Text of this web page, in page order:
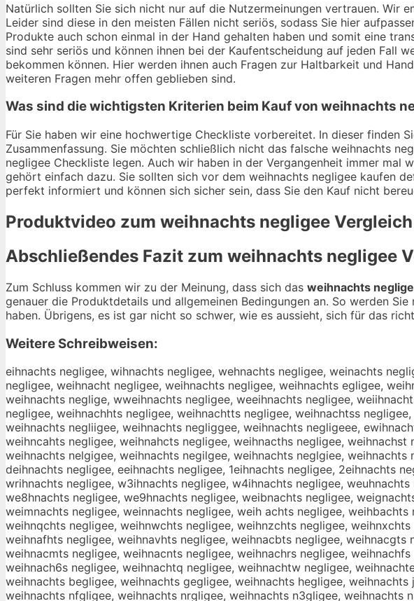
Natürlich sollten Sie sich nicht nur auf die Nutzermeinungen vertrauen. Wir
Leider sind diese in den meisten Fällen nicht seriös, sodass Sie hier
Produkte auch schon einmal in der Hand gehalten haben und somit eine
sind sehr seriös und können ihnen bei der Kaufentscheidung auf jeden Fall
bekommen können. Hier werden ihnen auch Fragen zur Haltbarkeit und
weiteren Fragen mehr offen geblieben sind.
Was sind die wichtigsten Kriterien beim Kauf von weihnachts
Für Sie haben wir eine hochwertige Checkliste vorbereitet. In dieser finden
Zusammenfassung. Sie möchten schließlich nicht das falsche weihnachts
negligee Checkliste legen. Auch wir haben in der Vergangenheit immer mal
gehört einfach dazu. Sie sollten sich vor dem weihnachts negligee kaufen
perfekt informiert und können sich sicher sein, dass Sie den Kauf nicht
Produktvideo zum weihnachts negligee Vergleich
Abschließendes Fazit zum weihnachts negligee
Zum Schluss kommen wir zu der Meinung, dass sich das weihnachts
genauer die Produktdetails und allgemeinen Bedingungen an. So werden
haben. Übrigens, es ist gar nicht so schwer, wie es aussieht, sich für das
Weitere Schreibweisen:
eihnachts negligee, wihnachts negligee, wehnachts negligee, weinachts
negligee, weihnacht negligee, weihnachts negligee, weihnachts egligee,
weihnachts neglige, wweihnachts negligee, weeihnachts negligee,
negligee, weihnachhts negligee, weihnachtts negligee, weihnachtss
weihnachts negliigee, weihnachts negliggee, weihnachts negligeee,
weihncahts negligee, weihnahcts negligee, weihnacths negligee,
weihnachts nelgigee, weihnachts negilgee, weihnachts neglgiee,
deihnachts negligee, eeihnachts negligee, 1eihnachts negligee, 2eihnachts
wrihnachts negligee, w3ihnachts negligee, w4ihnachts negligee,
we8hnachts negligee, we9hnachts negligee, weibnachts negligee,
weimnachts negligee, weinnachts negligee, weih achts negligee,
weihnqchts negligee, weihnwchts negligee, weihnzchts negligee,
weihnafhts negligee, weihnavhts negligee, weihnacbts negligee,
weihnacmts negligee, weihnacnts negligee, weihnachrs negligee,
weihnach6s negligee, weihnachtq negligee, weihnachtw negligee,
weihnachts begligee, weihnachts gegligee, weihnachts hegligee,
weihnachts nfgligee, weihnachts nrgligee, weihnachts n3gligee,